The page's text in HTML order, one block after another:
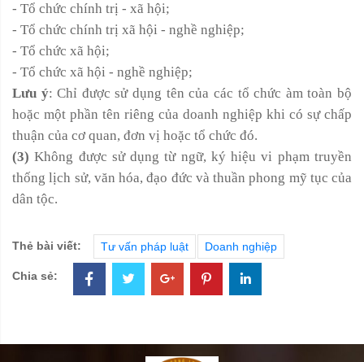
- Tổ chức chính trị - xã hội;
- Tổ chức chính trị xã hội - nghề nghiệp;
- Tổ chức xã hội;
- Tổ chức xã hội - nghề nghiệp;
Lưu ý: Chỉ được sử dụng tên của các tổ chức àm toàn bộ
hoặc một phần tên riêng của doanh nghiệp khi có sự chấp
thuận của cơ quan, đơn vị hoặc tổ chức đó.
(3) Không được sử dụng từ ngữ, ký hiệu vi phạm truyền
thống lịch sử, văn hóa, đạo đức và thuần phong mỹ tục của
dân tộc.
Thẻ bài viết: Tư vấn pháp luật Doanh nghiệp
Chia sẻ: